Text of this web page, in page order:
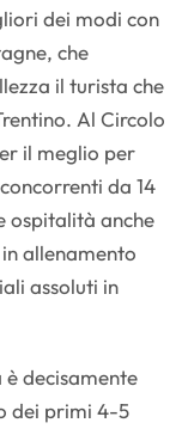
dei modi con
che
il turista che
Al Circolo
il meglio per
da 14
ospitalità anche
allenamento
assoluti in
decisamente
dei primi 4-5